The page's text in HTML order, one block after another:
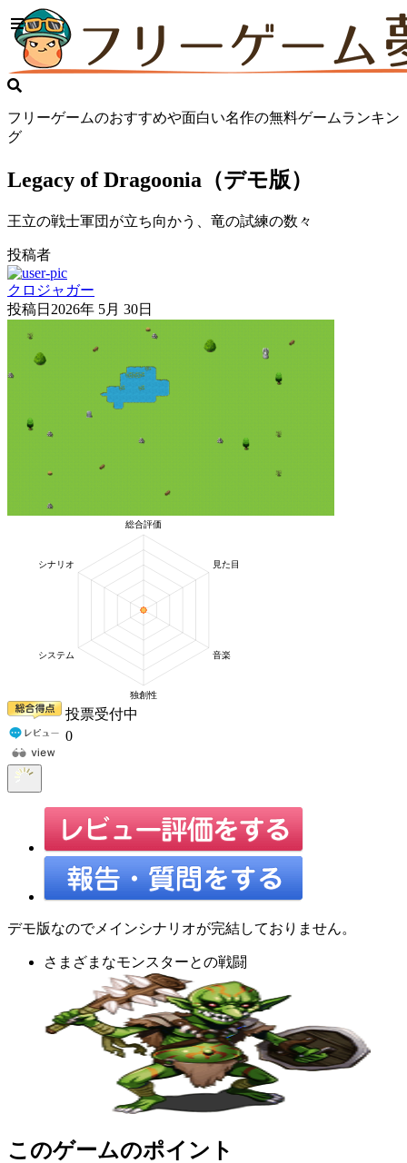
フリーゲームのおすすめや面白い名作の無料ゲームランキン
グ
Legacy of Dragoonia（デモ版）
王立の戦士軍団が立ち向かう、竜の試練の数々
投稿者
クロジャガー
投稿日 2026年 5月 30日
投票受付中
0
デモ版なのでメインシナリオが完結しておりません。
さまざまなモンスターとの戦闘
このゲームのポイント